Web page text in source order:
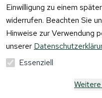
Einwilligung zu einem
widerrufen. Beachten Sie
Hinweise zur Verwendung
unserer
Essenziell